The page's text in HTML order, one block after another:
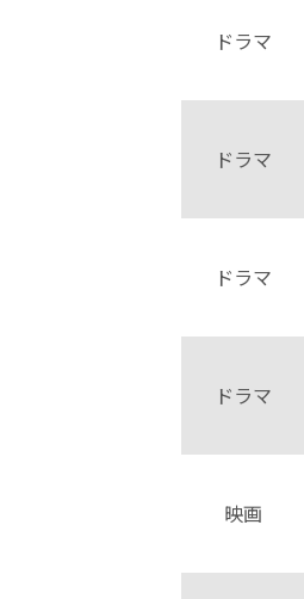
ドラマ
ドラマ
ドラマ
ドラマ
映画